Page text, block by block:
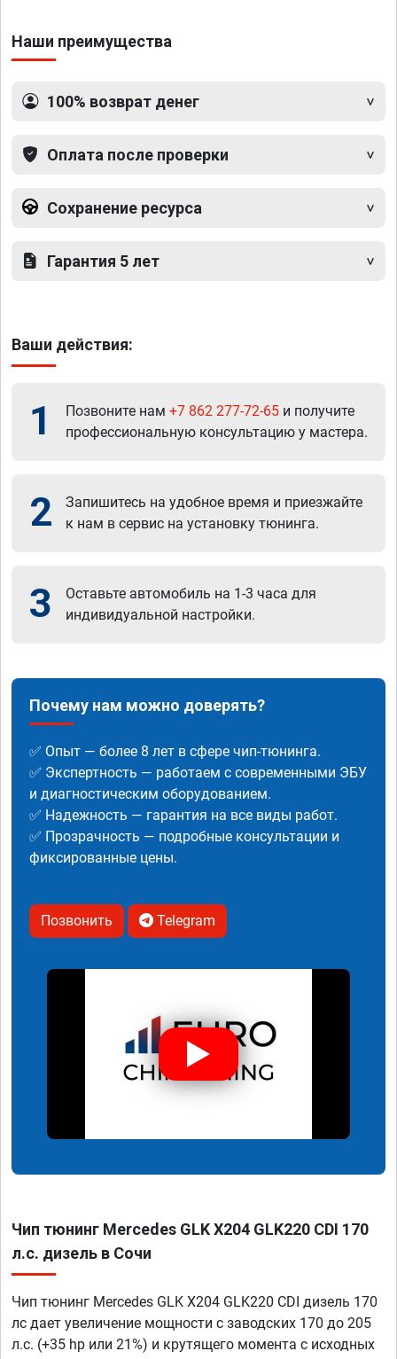
Наши преимущества
100% возврат денег
Оплата после проверки
Сохранение ресурса
Гарантия 5 лет
Ваши действия:
1 Позвоните нам +7 862 277-72-65 и получите
профессиональную консультацию у мастера.
2
Запишитесь на удобное время и приезжайте
к нам в сервис на установку тюнинга.
3
Оставьте автомобиль на 1-3 часа для
индивидуальной настройки.
Почему нам можно доверять?
✅ Опыт — более 8 лет в сфере чип-тюнинга.
✅ Экспертность — работаем с современными ЭБУ
и диагностическим оборудованием.
✅ Надежность — гарантия на все виды работ.
✅ Прозрачность — подробные консультации и
фиксированные цены.
Позвонить Telegram
Чип тюнинг Mercedes GLK X204 GLK220 CDI 170
л.с. дизель в Сочи
Чип тюнинг Mercedes GLK X204 GLK220 CDI дизель 170
лс дает увеличение мощности с заводских 170 до 205
л.с. (+35 hp или 21%) и крутящего момента с исходных